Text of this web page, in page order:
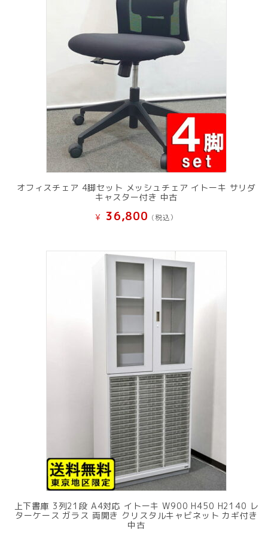
オフィスチェア 4脚セット メッシュチェア イトーキ サリダ
キャスター付き 中古
¥ 36,800 (税込）
上下書庫 3列21段 A4対応 イトーキ W900 H450 H2140 レ
ターケース ガラス 両開き クリスタルキャビネット カギ付き
中古